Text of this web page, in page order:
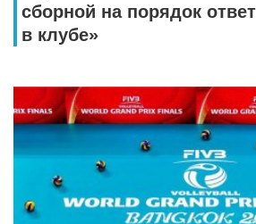
сборной на порядок
в клубе»